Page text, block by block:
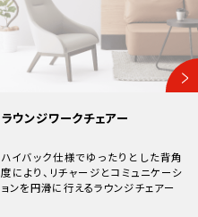
ラウンジワークチェアー
ハイバック仕様でゆったりとした背角
度により、リチャージとコミュニケーシ
ョンを円滑に行えるラウンジチェアー